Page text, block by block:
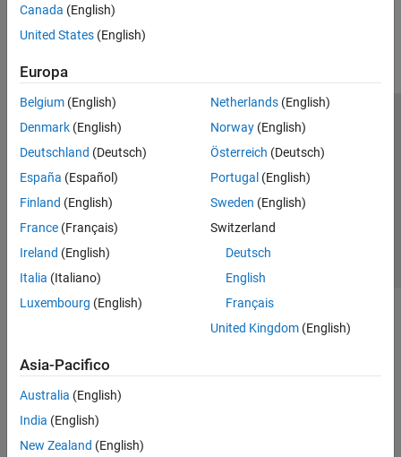
Canada (English)
United States (English)
Europa
Belgium (English)
Denmark (English)
Deutschland (Deutsch)
España (Español)
Finland (English)
France (Français)
Ireland (English)
Italia (Italiano)
Luxembourg (English)
Netherlands(English)
Norway(English)
Österreich (Deutsch)
Portugal (English)
Sweden (English)
Switzerland
Deutsch
English
Français
United Kingdom(English)
Asia-Pacifico
Australia (English)
India (English)
New Zealand (English)
Centro di fiducia
Informativa sulla privacy
Antipirateria
Stato dell'applicazione
Contatti
© 1994-2026 The MathWorks, Inc.